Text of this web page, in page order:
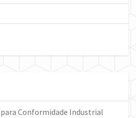
para Conformidade Industrial